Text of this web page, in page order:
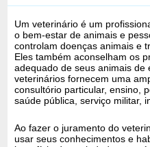
Um veterinário é um
o bem-estar de animais e
controlam doenças animais e
Eles também aconselham os
adequado de seus animais de
veterinários fornecem uma
consultório particular, ensino,
saúde pública, serviço militar,
Ao fazer o juramento do
usar seus conhecimentos e